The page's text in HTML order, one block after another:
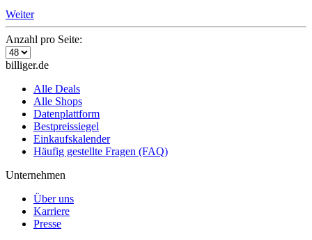
Weiter
Anzahl pro Seite:
billiger.de
Alle Deals
Alle Shops
Datenplattform
Bestpreissiegel
Einkaufskalender
Häufig gestellte Fragen (FAQ)
Unternehmen
Über uns
Karriere
Presse